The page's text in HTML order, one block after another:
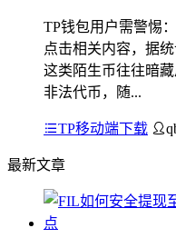
TP钱包用户需警惕
点击相关内容，据
这类陌生币往往暗
非法代币，随...
TP移动端下载
最新文章